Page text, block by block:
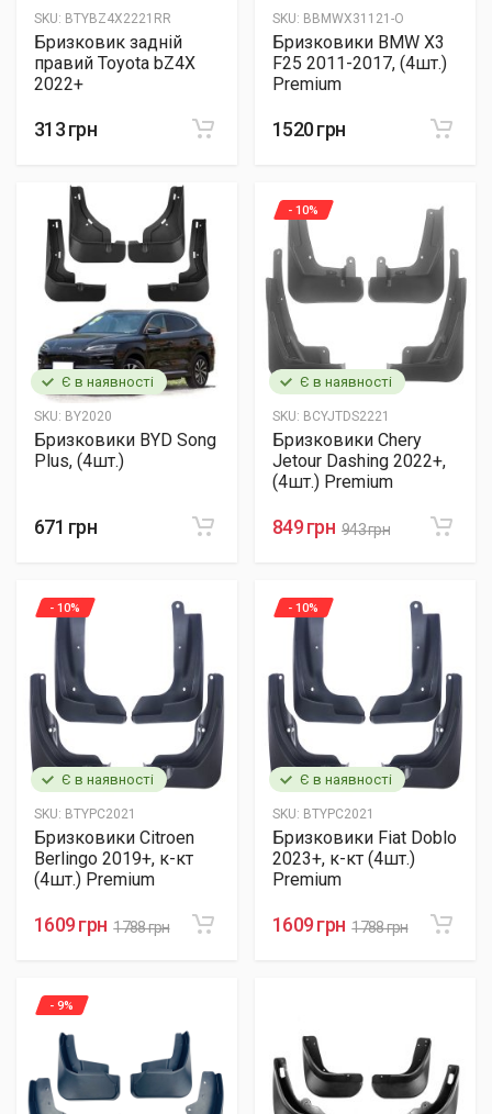
SKU: BTYBZ4X2221RR
Бризковик задній
правий Toyota bZ4X
2022+
313 грн
SKU: BBMWX31121-O
Бризковики BMW X3
F25 2011-2017, (4шт.)
Premium
1520 грн
Є в наявності
SKU: BY2020
Бризковики BYD Song
Plus, (4шт.)
671 грн
Є в наявності
SKU: BCYJTDS2221
- 10%
Бризковики Chery
Jetour Dashing 2022+,
(4шт.) Premium
849 грн 943 грн
Є в наявності
SKU: BTYPC2021
- 10%
Бризковики Citroen
Berlingo 2019+, к-кт
(4шт.) Premium
1609 грн 1788 грн
Є в наявності
SKU: BTYPC2021
- 10%
Бризковики Fiat Doblo
2023+, к-кт (4шт.)
Premium
1609 грн 1788 грн
- 9%